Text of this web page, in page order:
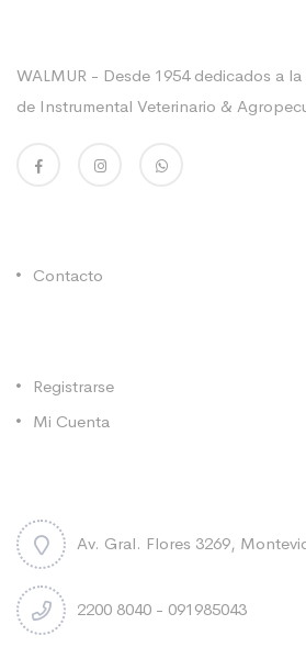
WALMUR - Desde 1954 dedicados a
de Instrumental Veterinario &
Contacto
Registrarse
Mi Cuenta
Av. Gral. Flores 3269,
2200 8040 - 091985043